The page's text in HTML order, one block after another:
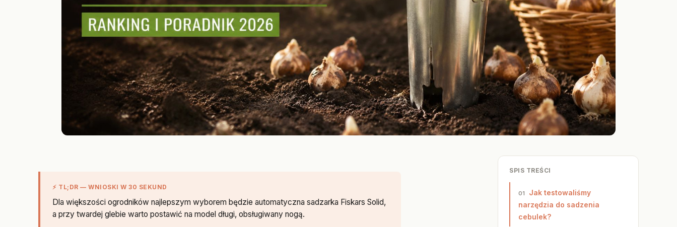
⚡ TL;DR — WNIOSKI W 30 SEKUND
Dla większości ogrodników najlepszym wyborem będzie automatyczna sadzarka Fiskars Solid,
a przy twardej glebie warto postawić na model długi, obsługiwany nogą.
SPIS TREŚCI
Jak testowaliśmy
narzędzia do sadzenia
cebulek?